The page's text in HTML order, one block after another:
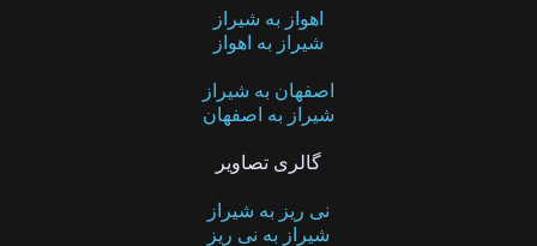
اهواز به شیراز
شیراز به اهواز
اصفهان به شیراز
شیراز به اصفهان
گالری تصاویر
نی ریز به شیراز
شیراز به نی ریز